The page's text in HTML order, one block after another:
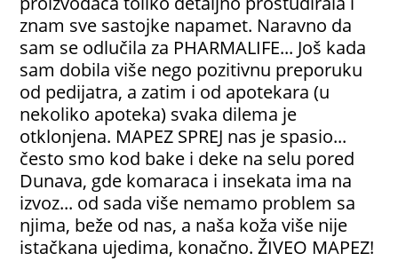
znam sve sastojke napamet. Naravno da
sam se odlučila za PHARMALIFE... Još kada
sam dobila više nego pozitivnu preporuku
od pedijatra, a zatim i od apotekara (u
nekoliko apoteka) svaka dilema je
otklonjena. MAPEZ SPREJ nas je spasio...
često smo kod bake i deke na selu pored
Dunava, gde komaraca i insekata ima na
izvoz... od sada više nemamo problem sa
njima, beže od nas, a naša koža više nije
istačkana ujedima, konačno. ŽIVEO MAPEZ!